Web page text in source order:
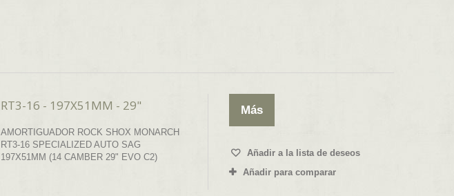
RT3-16 - 197X51MM - 29"
AMORTIGUADOR ROCK SHOX MONARCH
RT3-16 SPECIALIZED AUTO SAG
197X51MM (14 CAMBER 29" EVO C2)
Más
Añadir a la lista de deseos
Añadir para comparar